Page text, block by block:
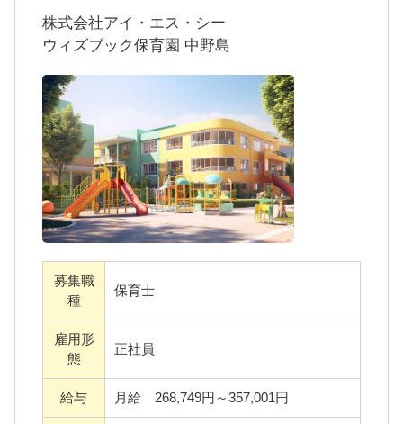
?「職務グレードに応じた人員配置」で業務効
率アップ！
職務グレードに応じた適切な人員配置を行う
ことで、業務の分担がスムーズになり、先生
一人ひとりの負担を軽減。経験豊富な職員が
リーダーシップを発揮し、チーム内で役割を
明確にすることで、作業時間の短縮にもつな
がっています。
例えば…
「運動なら私に任せて?」
「実はピアノが苦手＞＜」
ら、先生自身も「らしさ」を発揮し、主体的
に保育に取り組める環境を整えています。
絵本から遊び（保育）を展開する独自の絵
本プログラムを、約３０年前から試行錯誤し
ながら行っておりますので「型がありながら
も子どもに寄り添う保育」を行えています！
型があるので保育に迷うことが少なくな
り、目の前の子どもに集中して、より丁寧な
保育を行えます。子ども達も自分の「好き」
をウィズブックプログラムの中で見つけるこ
とができ、その好きを自分らしく育む時間を
持てるので、その子らしく育っていきます。
乳児クラスでは「はっぱみーつけた」とい
う絵本で、ウィズブック活動を楽しんでいま
す。
株式会社アイ・エス・シー
ウィズブック保育園 中野島
募集職
種
保育士
雇用形
態
正社員
給与 月給 268,749円～357,001円